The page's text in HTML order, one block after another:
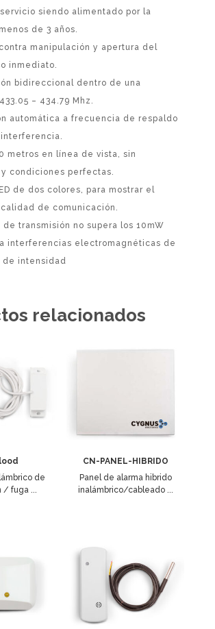
siendo alimentado por la
de 3 años.
manipulación y apertura del
inmediato.
bidireccional dentro de una
– 434.79 Mhz.
automática a frecuencia de respaldo
metros en línea de vista, sin
condiciones perfectas.
de dos colores, para mostrar el
de comunicación.
de transmisión no supera los 10mW
interferencias electromagnéticas de
intensidad
relacionados
de
/ fuga ...
CN-PANEL-HIBRIDO
Panel de alarma hibrido
inalámbrico/cableado ...